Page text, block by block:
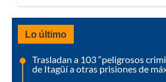
Lo último
Trasladan a 103 “peligrosos
de Itagüí a otras prisiones de